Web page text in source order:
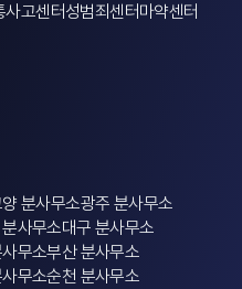
사고센터성범죄센터마약센터
분사무소광주 분사무소
사무소대구 분사무소
무소부산 분사무소
무소순천 분사무소